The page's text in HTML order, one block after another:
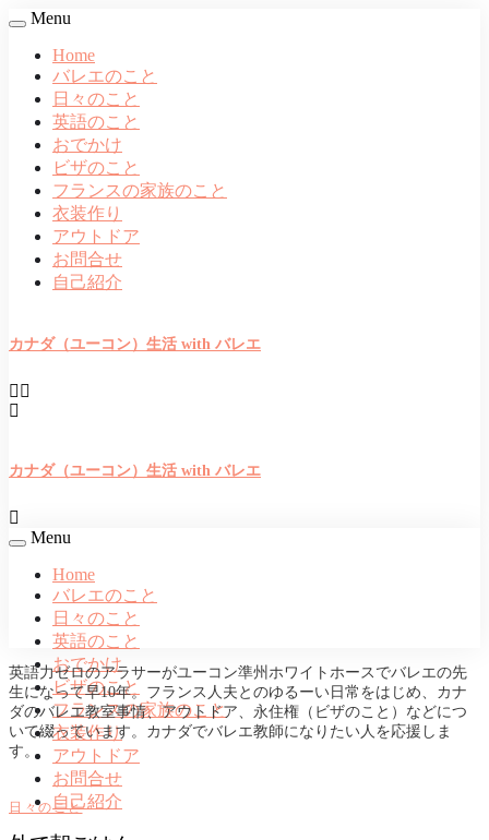
Menu
Home
バレエのこと
日々のこと
英語のこと
おでかけ
ビザのこと
フランスの家族のこと
衣装作り
アウトドア
お問合せ
自己紹介
カナダ（ユーコン）生活 with バレエ
カナダ（ユーコン）生活 with バレエ
Menu
Home
バレエのこと
日々のこと
英語のこと
おでかけ
ビザのこと
フランスの家族のこと
衣装作り
アウトドア
お問合せ
自己紹介
英語力ゼロのアラサーがユーコン準州ホワイトホースでバレエの先
生になって早10年。フランス人夫とのゆるーい日常をはじめ、カナ
ダのバレエ教室事情、アウトドア、永住権（ビザのこと）などにつ
いて綴っています。カナダでバレエ教師になりたい人を応援しま
す。
日々のこと